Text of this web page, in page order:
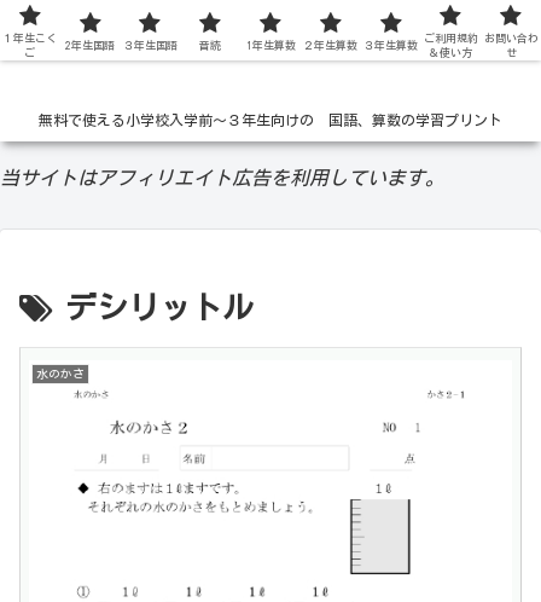
低学年の無料学習ドリル
無料で使える小学校入学前〜３年生向けの 国語、算数の学習プリント
当サイトはアフィリエイト広告を利用しています。
デシリットル
水のかさ
１年生こく
ご
2年生国語 ３年生国語 音読 1年生算数 ２年生算数 ３年生算数
ご利用規約
＆使い方
お問い合わ
せ